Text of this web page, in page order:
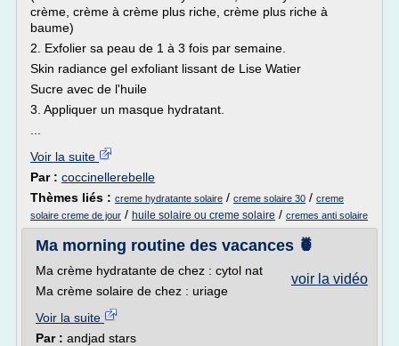
crème, crème à crème plus riche, crème plus riche à
baume)
2. Exfolier sa peau de 1 à 3 fois par semaine.
Skin radiance gel exfoliant lissant de Lise Watier
Sucre avec de l'huile
3. Appliquer un masque hydratant.
Voir la suite
Par : coccinellerebelle
Thèmes liés : creme hydratante solaire / creme solaire 30 / creme
solaire creme de jour / huile solaire ou creme solaire / cremes anti solaire
Ma morning routine des vacances 🍍
voir la vidéo
Ma crème hydratante de chez : cytol nat
Ma crème solaire de chez : uriage
Voir la suite
Par : andjad stars